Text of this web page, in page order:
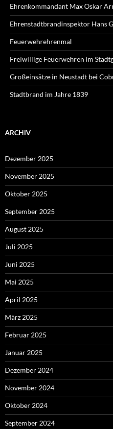
Ehrenkommandant Max Oskar
Ehrenstadtbrandinspektor Hans
Feuerwehrehrenmal
Freiwillige Feuerwehren im
Großeinsätze in Neustadt bei
Stadtbrand im Jahre 1839
ARCHIV
Dezember 2025
November 2025
Oktober 2025
September 2025
August 2025
Juli 2025
Juni 2025
Mai 2025
April 2025
März 2025
Februar 2025
Januar 2025
Dezember 2024
November 2024
Oktober 2024
September 2024